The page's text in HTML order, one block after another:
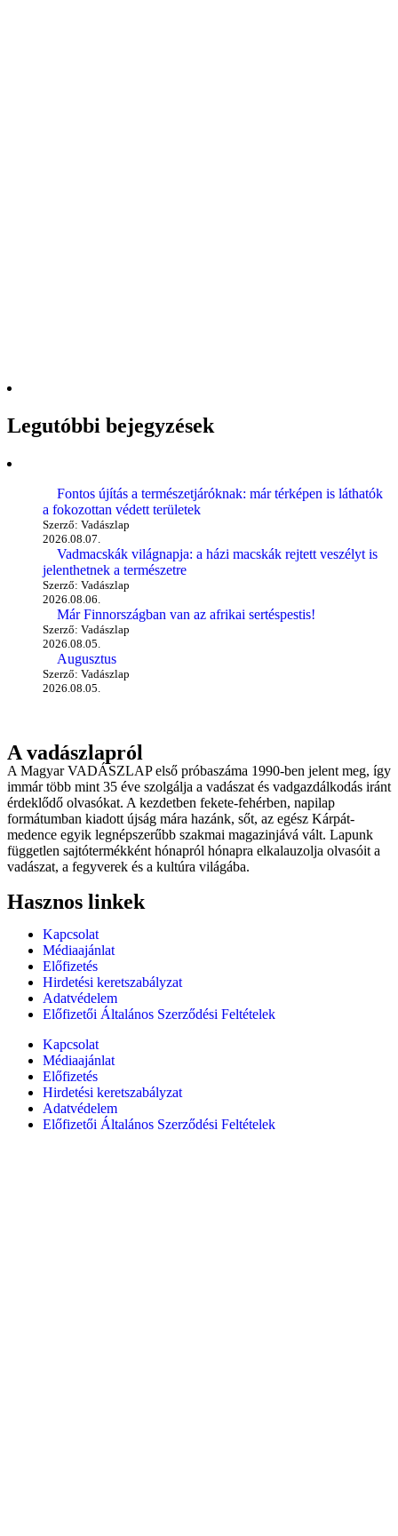
Legutóbbi bejegyzések
Fontos újítás a természetjáróknak: már térképen is láthatók
a fokozottan védett területek
Szerző: Vadászlap
2026.08.07.
Vadmacskák világnapja: a házi macskák rejtett veszélyt is
jelenthetnek a természetre
Szerző: Vadászlap
2026.08.06.
Már Finnországban van az afrikai sertéspestis!
Szerző: Vadászlap
2026.08.05.
Augusztus
Szerző: Vadászlap
2026.08.05.
A vadászlapról
A Magyar VADÁSZLAP első próbaszáma 1990-ben jelent meg, így
immár több mint 35 éve szolgálja a vadászat és vadgazdálkodás iránt
érdeklődő olvasókat. A kezdetben fekete-fehérben, napilap
formátumban kiadott újság mára hazánk, sőt, az egész Kárpát-
medence egyik legnépszerűbb szakmai magazinjává vált. Lapunk
független sajtótermékként hónapról hónapra elkalauzolja olvasóit a
vadászat, a fegyverek és a kultúra világába.
Hasznos linkek
Kapcsolat
Médiaajánlat
Előfizetés
Hirdetési keretszabályzat
Adatvédelem
Előfizetői Általános Szerződési Feltételek
Kapcsolat
Médiaajánlat
Előfizetés
Hirdetési keretszabályzat
Adatvédelem
Előfizetői Általános Szerződési Feltételek